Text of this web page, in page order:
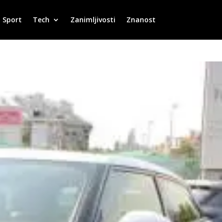
Sport Tech Zanimljivosti Znanost